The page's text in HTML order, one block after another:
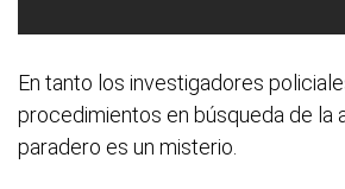
En tanto los investigadores
procedimientos en búsqueda de la
paradero es un misterio.